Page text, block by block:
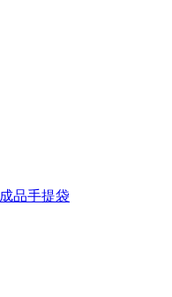
成品手提袋